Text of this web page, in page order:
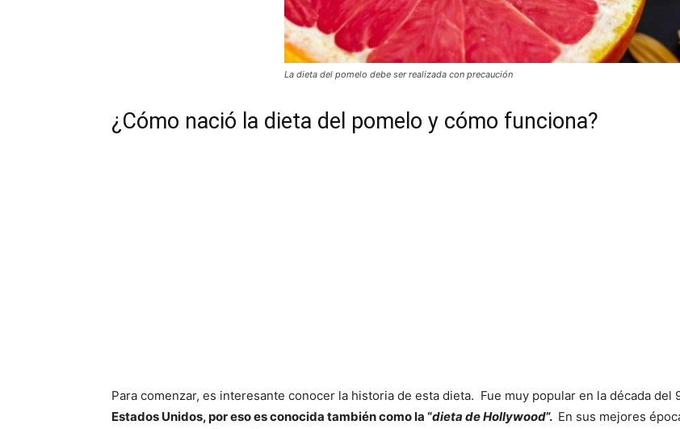
La dieta del pomelo debe ser realizada con precaución
¿Cómo nació la dieta del pomelo y cómo funciona?
Para comenzar, es interesante conocer la historia de esta dieta. Fue muy popular en la década del
Estados Unidos, por eso es conocida también como la “dieta de Hollywood”. En sus mejores